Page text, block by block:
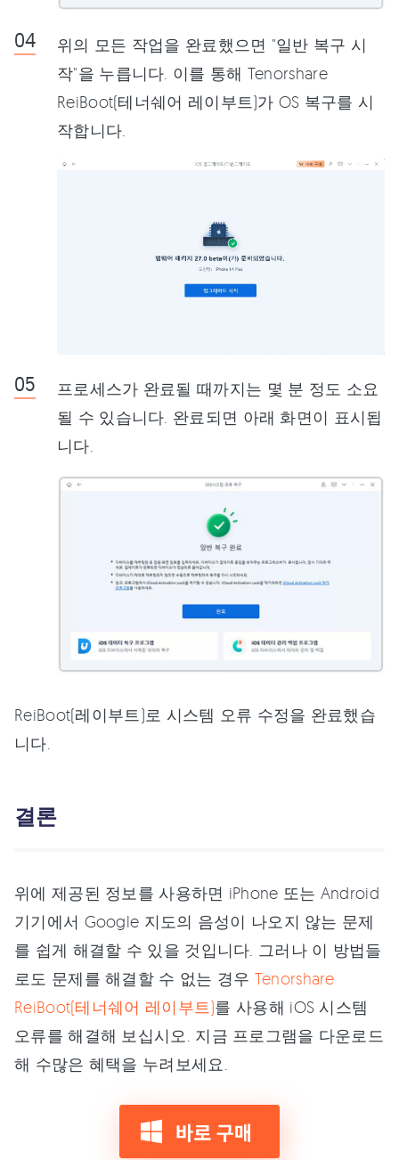
위의 모든 작업을 완료했으면 "일반 복구 시
작"을 누릅니다. 이를 통해 Tenorshare
ReiBoot(테너쉐어 레이부트)가 OS 복구를 시
작합니다.
프로세스가 완료될 때까지는 몇 분 정도 소요
될 수 있습니다. 완료되면 아래 화면이 표시됩
니다.
ReiBoot(레이부트)로 시스템 오류 수정을 완료했습
니다.
결론
위에 제공된 정보를 사용하면 iPhone 또는 Android
기기에서 Google 지도의 음성이 나오지 않는 문제
를 쉽게 해결할 수 있을 것입니다. 그러나 이 방법들
로도 문제를 해결할 수 없는 경우 Tenorshare
ReiBoot(테너쉐어 레이부트)를 사용해 iOS 시스템
오류를 해결해 보십시오. 지금 프로그램을 다운로드
해 수많은 혜택을 누려보세요.